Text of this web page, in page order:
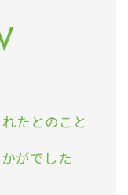
たとのこと
がでした